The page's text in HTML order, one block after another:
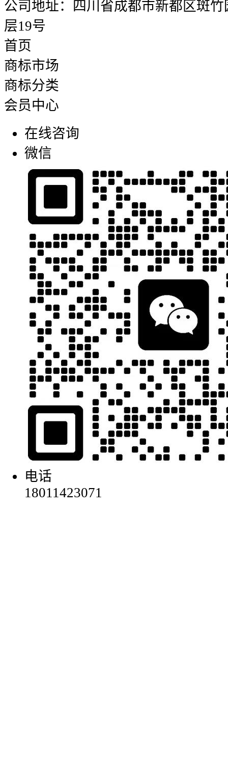
公司地址：四川省成都市新都区斑
层19号
首页
商标市场
商标分类
会员中心
在线咨询
微信
电话
18011423071